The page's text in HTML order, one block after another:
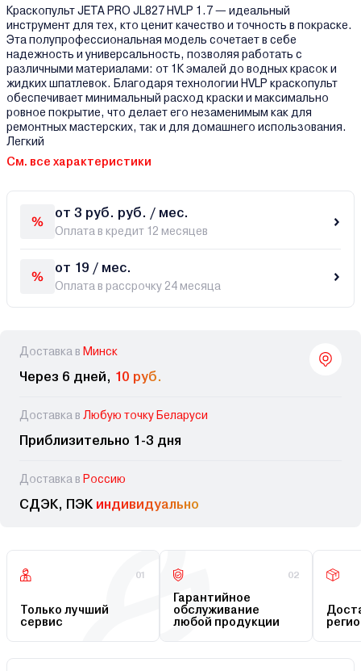
Краскопульт JETA PRO JL827 HVLP 1.7 — идеальный
инструмент для тех, кто ценит качество и точность в покраске.
Эта полупрофессиональная модель сочетает в себе
надежность и универсальность, позволяя работать с
различными материалами: от 1К эмалей до водных красок и
жидких шпатлевок. Благодаря технологии HVLP краскопульт
обеспечивает минимальный расход краски и максимально
ровное покрытие, что делает его незаменимым как для
ремонтных мастерских, так и для домашнего использования.
Легкий
См. все характеристики
от 3 руб. руб. / мес.
Оплата в кредит 12 месяцев
от 19 / мес.
Оплата в рассрочку 24 месяца
Доставка в Минск
Через 6 дней, 10 руб.
Доставка в Любую точку Беларуси
Приблизительно 1-3 дня
Доставка в Россию
СДЭК, ПЭК индивидуально
01
Только лучший
сервис
02
Гарантийное
обслуживание
любой продукции